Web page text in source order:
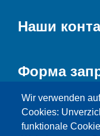
Wir verwenden
Cookies:
funktionale
Наши
Форма